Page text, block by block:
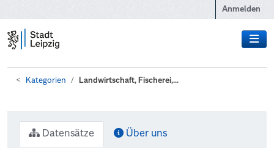
Anmelden
Kategorien Landwirtschaft, Fischerei,...
Datensätze Über uns